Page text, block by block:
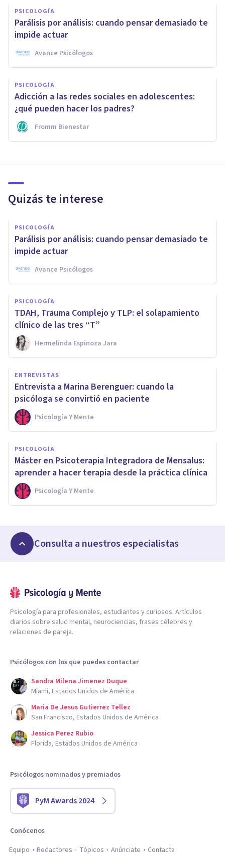
PSICOLOGÍA
Parálisis por análisis: cuando pensar demasiado te
impide actuar
Avance Psicólogos
PSICOLOGÍA
Adicción a las redes sociales en adolescentes:
¿qué pueden hacer los padres?
Fromm Bienestar
Quizás te interese
PSICOLOGÍA
Parálisis por análisis: cuando pensar demasiado te
impide actuar
Avance Psicólogos
PSICOLOGÍA
TDAH, Trauma Complejo y TLP: el solapamiento
clínico de las tres “T”
Hermelinda Espinoza Jara
ENTREVISTAS
Entrevista a Marina Berenguer: cuando la
psicóloga se convirtió en paciente
Psicología Y Mente
PSICOLOGÍA
Máster en Psicoterapia Integradora de Mensalus:
aprender a hacer terapia desde la práctica clínica
Psicología Y Mente
Consulta a nuestros especialistas
Psicología para profesionales, estudiantes y curiosos. Artículos
diarios sobre salud mental, neurociencias, frases célebres y
relaciones de pareja.
Psicólogos con los que puedes contactar
Sandra Milena Jimenez Duque
Miami, Estados Unidos de América
Maria De Jesus Gutierrez Tellez
San Francisco, Estados Unidos de América
Jessica Perez Rubio
Florida, Estados Unidos de América
Psicólogos nominados y premiados
PyM Awards 2024
Conócenos
Equipo
Redactores Tópicos Anúnciate Contacta